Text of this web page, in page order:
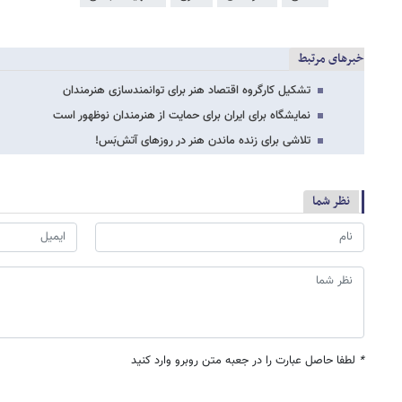
خبرهای مرتبط
تشکیل کارگروه اقتصاد هنر برای توانمندسازی هنرمندان
نمایشگاه برای ایران برای حمایت از هنرمندان نوظهور است
تلاشی برای زنده ماندن هنر در روزهای آتش‌بَس!
نظر شما
* لطفا حاصل عبارت را در جعبه متن روبرو وارد کنید